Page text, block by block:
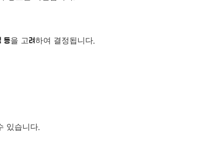
을 고려하여 결정됩니다.
있습니다.